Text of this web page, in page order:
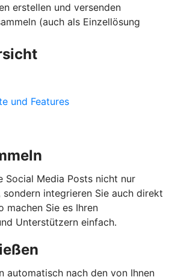
erstellen und versenden
(auch als Einzellösung
und Features
Social Media Posts nicht nur
sondern integrieren Sie auch direkt
machen Sie es Ihren
Unterstützern einfach.
automatisch nach den von Ihnen